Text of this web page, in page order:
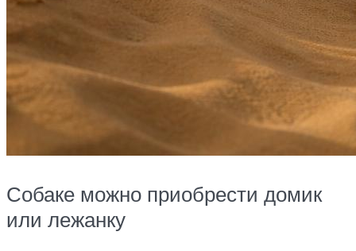
Собаке можно приобрести домик
или лежанку